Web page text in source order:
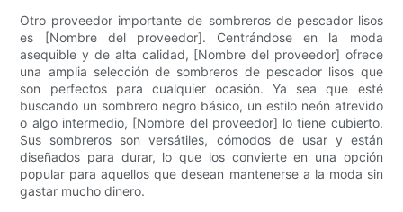
Otro proveedor importante de sombreros de pescador lisos
es [Nombre del proveedor]. Centrándose en la moda
asequible y de alta calidad, [Nombre del proveedor] ofrece
una amplia selección de sombreros de pescador lisos que
son perfectos para cualquier ocasión. Ya sea que esté
buscando un sombrero negro básico, un estilo neón atrevido
o algo intermedio, [Nombre del proveedor] lo tiene cubierto.
Sus sombreros son versátiles, cómodos de usar y están
diseñados para durar, lo que los convierte en una opción
popular para aquellos que desean mantenerse a la moda sin
gastar mucho dinero.